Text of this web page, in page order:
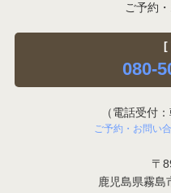
ご予約
[
080-
（電話受付
ご予約・お問い
〒
鹿児島県霧島